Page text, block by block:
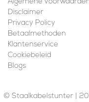
Algemene
Disclaimer
Privacy Policy
Betaalmethoden
Klantenservice
Cookiebeleid
Blogs
© Staalkabelstunter |